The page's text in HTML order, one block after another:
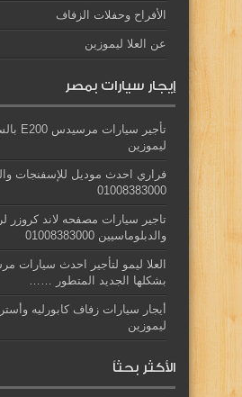
الأفراح وحفلات الزفاف
عن العلا ليموزين
إيجار سيارات بمصر
ليموزين
فراري احدث موديل للإسفنجات
01008383000
تاجير سيارات مصفحه لاند كروزر
والدبلوماسيين 01008383000
بشكلها الجديد المتطور ……
أيجار سيارات زفاف كابورليه
ليموزين
الأكثر بحثاً